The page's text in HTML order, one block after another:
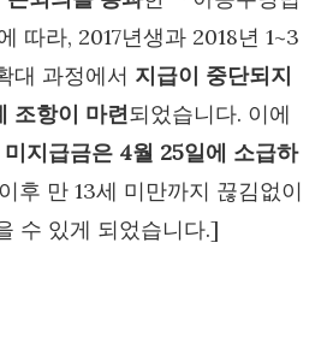
따라, 2017년생과 2018년 1~3
대 과정에서 지급이 중단되지
조항이 마련되었습니다. 이에
미지급금은 4월 25일에 소급하
후 만 13세 미만까지 끊김없이
수 있게 되었습니다.]